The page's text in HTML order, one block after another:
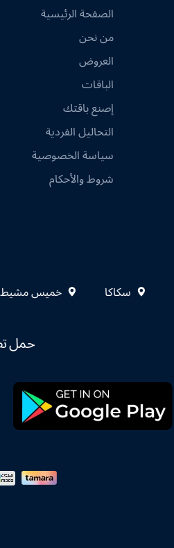
الصفحة الرئيسية
من نحن
العروض
الباقات
إصنع باقتك
التحاليل الفردية
سياسة الخصوصية
شروط والأحكام
سكاكا خميس مشيط
حمل